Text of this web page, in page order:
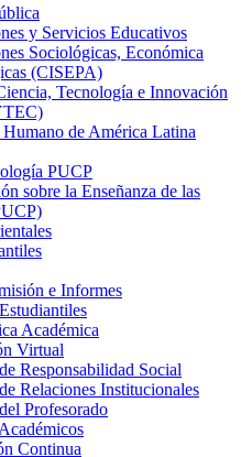
y Servicios Educativos
Sociológicas, Económica
(CISEPA)
Tecnología e Innovación
de América Latina
PUCP
sobre la Enseñanza de las
e Informes
Académica
Virtual
Responsabilidad Social
Relaciones Institucionales
Profesorado
Continua